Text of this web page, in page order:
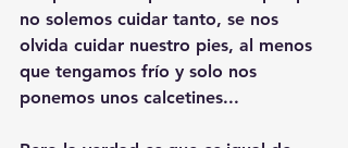
no solemos cuidar tanto, se nos
olvida cuidar nuestro pies, al menos
que tengamos frío y solo nos
ponemos unos calcetines...